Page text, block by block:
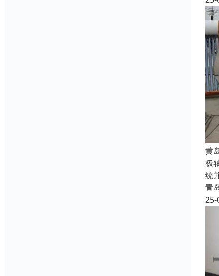
黄
极
统
青
25-